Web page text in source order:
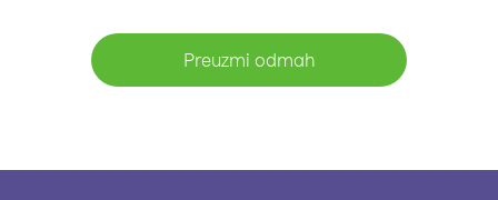
Preuzmi odmah